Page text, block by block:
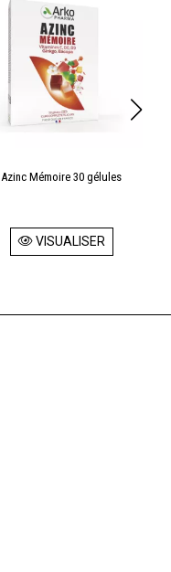
Azinc Mémoire 30 gélules
VISUALISER